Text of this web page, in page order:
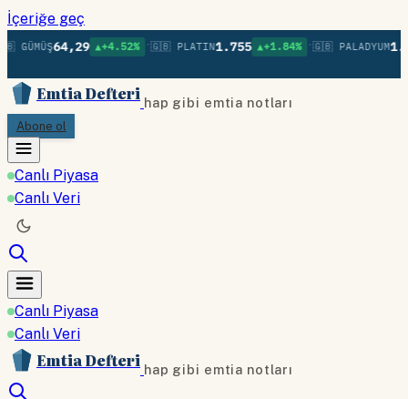
İçeriğe geç
GÜMÜŞ64,29 ▲+4.52% • 🇬🇧 PLATIN1.755 ▲+1.84% • 🇬🇧 PALADYUM
Emtia Defteri hap gibi emtia notları
Abone ol
Canlı Piyasa
Canlı Veri
Canlı Piyasa
Canlı Veri
Emtia Defteri hap gibi emtia notları